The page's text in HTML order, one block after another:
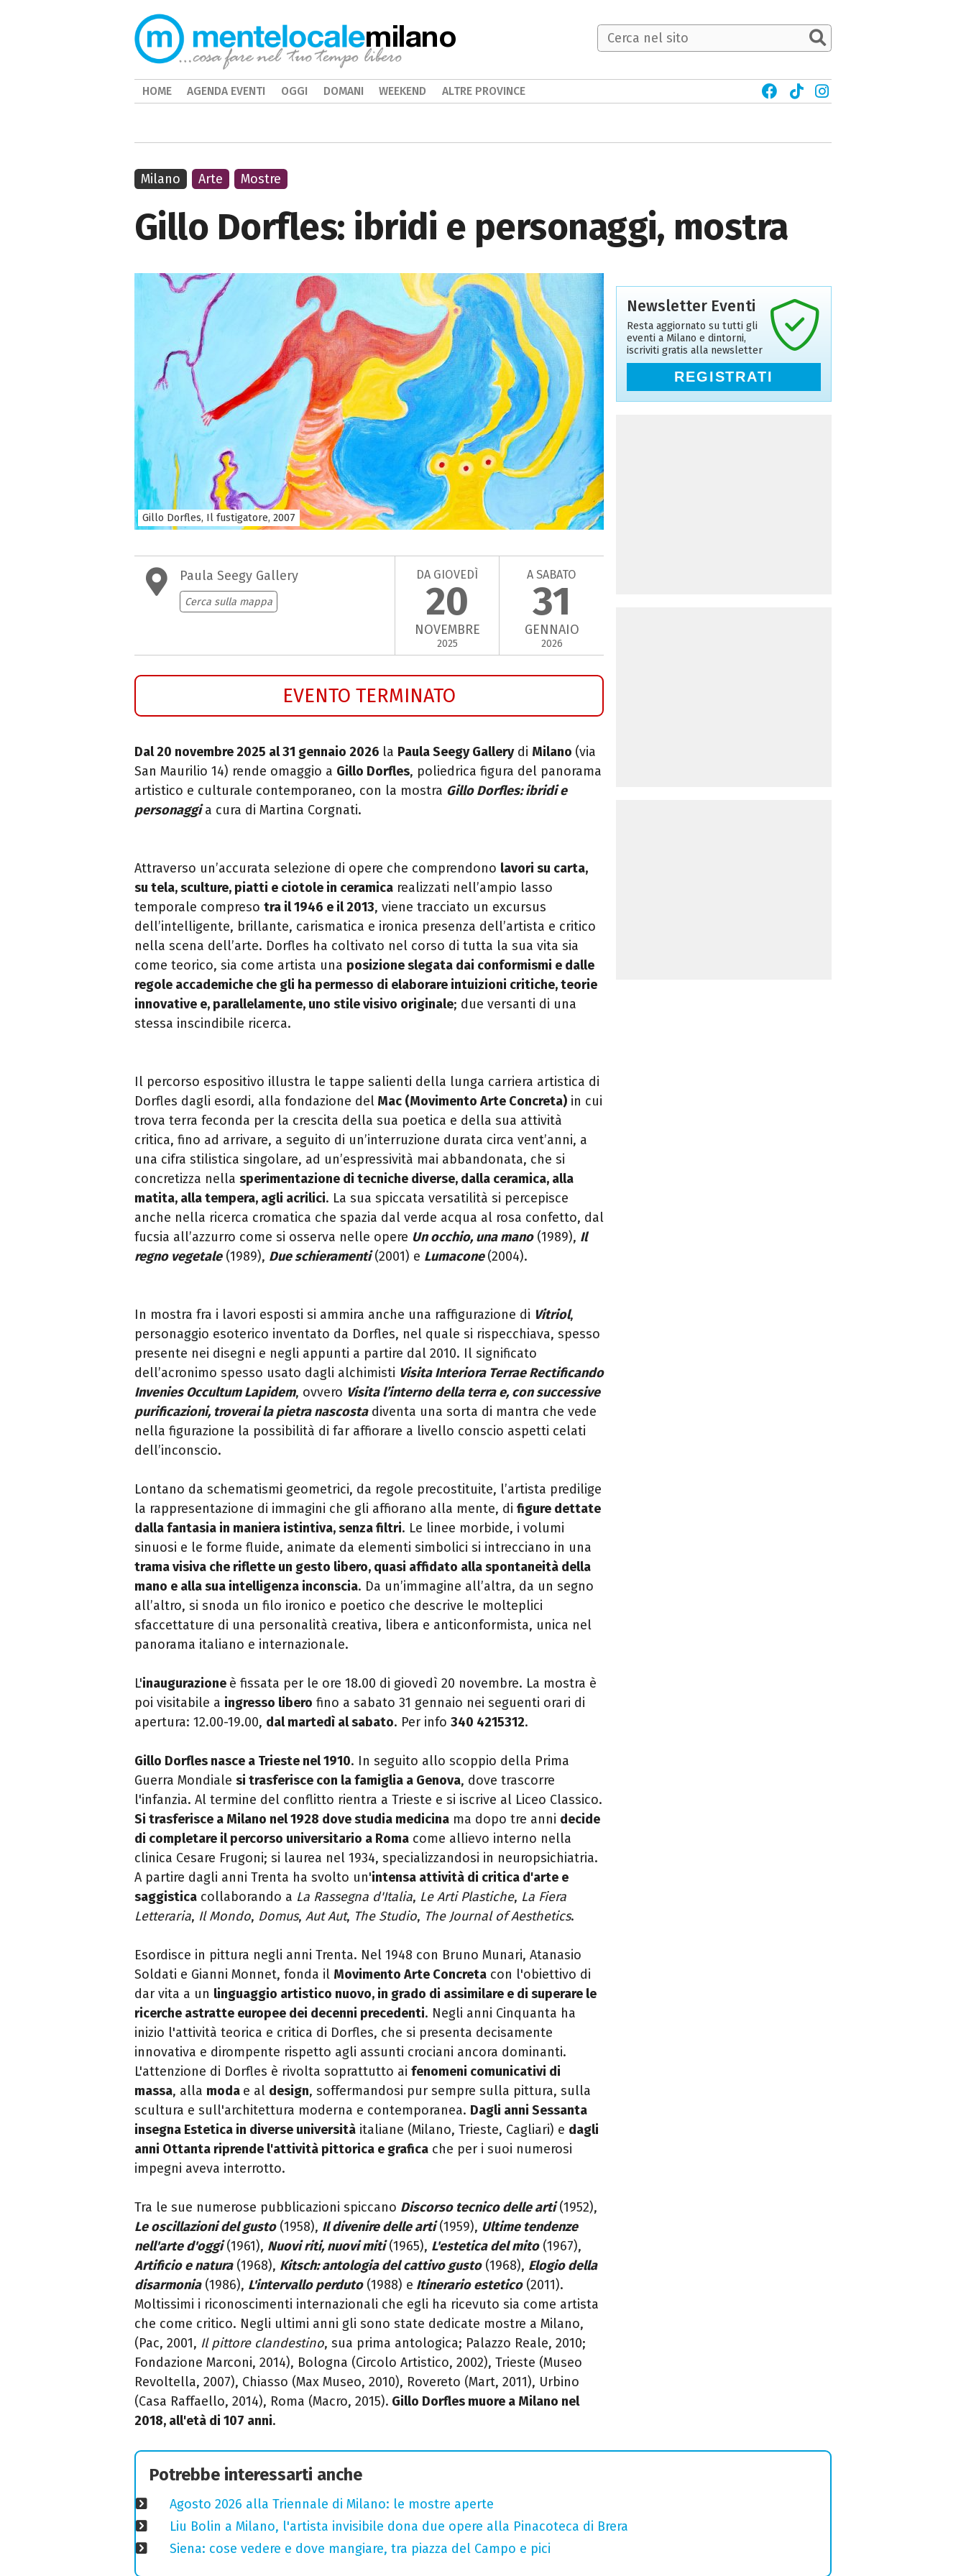
Gillo Dorfles: ibridi e personaggi, mostra
Gillo Dorfles, Il fustigatore, 2007
Paula Seegy Gallery
Cerca sulla mappa
DA GIOVEDÌ
20
NOVEMBRE
2025
A SABATO
31
GENNAIO
2026
EVENTO TERMINATO
Dal 20 novembre 2025 al 31 gennaio 2026 la Paula Seegy Gallerydi Milano (via
San Maurilio 14) rende omaggio a Gillo Dorfles, poliedrica figura del panorama
artistico e culturale contemporaneo, con la mostra Gillo Dorfles: ibridi e
personaggia cura di Martina Corgnati.
Attraverso un’accurata selezione di opere che comprendono lavori su carta,
su tela, sculture, piatti e ciotole in ceramica realizzati nell’ampio lasso
temporale compreso tra il 1946 e il 2013, viene tracciato un excursus
dell’intelligente, brillante, carismatica e ironica presenza dell’artista e critico
nella scena dell’arte. Dorfles ha coltivato nel corso di tutta la sua vita sia
come teorico, sia come artista una posizione slegata dai conformismi e dalle
regole accademiche che gli ha permesso di elaborare intuizioni critiche, teorie
innovative e, parallelamente, uno stile visivo originale; due versanti di una
stessa inscindibile ricerca.
Il percorso espositivo illustra le tappe salienti della lunga carriera artistica di
Dorfles dagli esordi, alla fondazione del Mac (Movimento Arte Concreta) in cui
trova terra feconda per la crescita della sua poetica e della sua attività
critica, fino ad arrivare, a seguito di un’interruzione durata circa vent’anni, a
una cifra stilistica singolare, ad un’espressività mai abbandonata, che si
concretizza nella sperimentazione di tecniche diverse, dalla ceramica, alla
matita, alla tempera, agli acrilici. La sua spiccata versatilità si percepisce
anche nella ricerca cromatica che spazia dal verde acqua al rosa confetto, dal
fucsia all’azzurro come si osserva nelle opere Un occhio, una mano(1989), Il
regno vegetale(1989), Due schieramenti(2001) e Lumacone(2004).
In mostra fra i lavori esposti si ammira anche una raffigurazione di Vitriol,
personaggio esoterico inventato da Dorfles, nel quale si rispecchiava, spesso
presente nei disegni e negli appunti a partire dal 2010. Il significato
dell’acronimo spesso usato dagli alchimisti Visita Interiora Terrae Rectificando
Invenies Occultum Lapidem, ovvero Visita l’interno della terra e, con successive
purificazioni, troverai la pietra nascostadiventa una sorta di mantra che vede
nella figurazione la possibilità di far affiorare a livello conscio aspetti celati
dell’inconscio.
Lontano da schematismi geometrici, da regole precostituite, l’artista predilige
la rappresentazione di immagini che gli affiorano alla mente, di figure dettate
dalla fantasia in maniera istintiva, senza filtri. Le linee morbide, i volumi
sinuosi e le forme fluide, animate da elementi simbolici si intrecciano in una
trama visiva che riflette un gesto libero, quasi affidato alla spontaneità della
mano e alla sua intelligenza inconscia. Da un’immagine all’altra, da un segno
all’altro, si snoda un filo ironico e poetico che descrive le molteplici
sfaccettature di una personalità creativa, libera e anticonformista, unica nel
panorama italiano e internazionale.
L'inaugurazione è fissata per le ore 18.00 di giovedì 20 novembre. La mostra è
poi visitabile a ingresso libero fino a sabato 31 gennaio nei seguenti orari di
apertura: 12.00-19.00, dal martedì al sabato. Per info 340 4215312.
Gillo Dorfles nasce a Trieste nel 1910. In seguito allo scoppio della Prima
Guerra Mondiale si trasferisce con la famiglia a Genova, dove trascorre
l'infanzia. Al termine del conflitto rientra a Trieste e si iscrive al Liceo Classico.
Si trasferisce a Milano nel 1928 dove studia medicina ma dopo tre anni decide
di completare il percorso universitario a Roma come allievo interno nella
clinica Cesare Frugoni; si laurea nel 1934, specializzandosi in neuropsichiatria.
A partire dagli anni Trenta ha svolto un'intensa attività di critica d'arte e
saggistica collaborando a La Rassegna d'Italia, Le Arti Plastiche, La Fiera
Letteraria, Il Mondo, Domus, Aut Aut, The Studio, The Journal of Aesthetics.
Esordisce in pittura negli anni Trenta. Nel 1948 con Bruno Munari, Atanasio
Soldati e Gianni Monnet, fonda il Movimento Arte Concreta con l'obiettivo di
dar vita a un linguaggio artistico nuovo, in grado di assimilare e di superare le
ricerche astratte europee dei decenni precedenti. Negli anni Cinquanta ha
inizio l'attività teorica e critica di Dorfles, che si presenta decisamente
innovativa e dirompente rispetto agli assunti crociani ancora dominanti.
L'attenzione di Dorfles è rivolta soprattutto ai fenomeni comunicativi di
massa, alla moda e al design, soffermandosi pur sempre sulla pittura, sulla
scultura e sull'architettura moderna e contemporanea. Dagli anni Sessanta
insegna Estetica in diverse università italiane (Milano, Trieste, Cagliari) e dagli
anni Ottanta riprende l'attività pittorica e grafica che per i suoi numerosi
impegni aveva interrotto.
Tra le sue numerose pubblicazioni spiccano Discorso tecnico delle arti(1952),
Le oscillazioni del gusto(1958), Il divenire delle arti(1959), Ultime tendenze
nell'arte d'oggi(1961), Nuovi riti, nuovi miti(1965), L'estetica del mito(1967),
Artificio e natura(1968), Kitsch: antologia del cattivo gusto(1968), Elogio della
disarmonia(1986), L'intervallo perduto(1988) e Itinerario estetico(2011).
Moltissimi i riconoscimenti internazionali che egli ha ricevuto sia come artista
che come critico. Negli ultimi anni gli sono state dedicate mostre a Milano,
(Pac, 2001, Il pittore clandestino, sua prima antologica; Palazzo Reale, 2010;
Fondazione Marconi, 2014), Bologna (Circolo Artistico, 2002), Trieste (Museo
Revoltella, 2007), Chiasso (Max Museo, 2010), Rovereto (Mart, 2011), Urbino
(Casa Raffaello, 2014), Roma (Macro, 2015). Gillo Dorfles muore a Milano nel
2018, all'età di 107 anni.
Milano Arte Mostre
Newsletter Eventi
Resta aggiornato su tutti gli
eventi a Milano e dintorni,
iscriviti gratis alla newsletter
REGISTRATI
Potrebbe interessarti anche
Agosto 2026 alla Triennale di Milano: le mostre aperte
Liu Bolin a Milano, l'artista invisibile dona due opere alla Pinacoteca di Brera
Siena: cose vedere e dove mangiare, tra piazza del Campo e pici
milano
HOME AGENDA EVENTI OGGI DOMANI WEEKEND ALTRE PROVINCE